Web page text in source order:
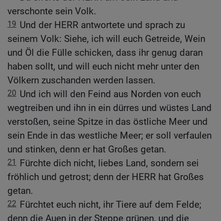
verschonte sein Volk.
19 Und der HERR antwortete und sprach zu
seinem Volk: Siehe, ich will euch Getreide, Wein
und Öl die Fülle schicken, dass ihr genug daran
haben sollt, und will euch nicht mehr unter den
Völkern zuschanden werden lassen.
20 Und ich will den Feind aus Norden von euch
wegtreiben und ihn in ein dürres und wüstes Land
verstoßen, seine Spitze in das östliche Meer und
sein Ende in das westliche Meer; er soll verfaulen
und stinken, denn er hat Großes getan.
21 Fürchte dich nicht, liebes Land, sondern sei
fröhlich und getrost; denn der HERR hat Großes
getan.
22 Fürchtet euch nicht, ihr Tiere auf dem Felde;
denn die Auen in der Steppe grünen, und die